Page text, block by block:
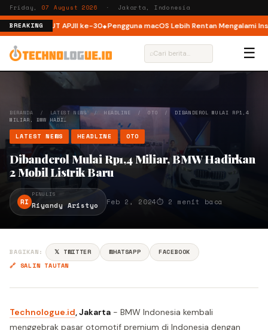
Friday, 07 August 2026 · Jakarta, Indonesia
BREAKING
ISP di HUT APJII ke-30 Pengguna macOS Lebih Rentan Mengalami
⌕ ☰
BERANDA / LATEST NEWS/ HEADLINE /OTO /DIBANDEROL MULAI RP1,4
MILIAR, BMW HADI…
LATEST NEWS HEADLINE OTO
Dibanderol Mulai Rp1,4 Miliar, BMW Hadirkan
2 Mobil Listrik Baru
RI
PENULIS
Riyandy Aristyo Feb 2, 2024⏱ 2 menit baca
BAGIKAN: 𝕏 TWITTER WHATSAPP
FACEBOOK
🔗 SALIN TAUTAN
Technologue.id, Jakarta - BMW Indonesia kembali
menggebrak pasar otomotif premium di Indonesia dengan